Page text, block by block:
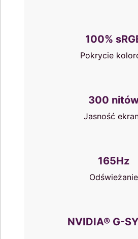
100%
Pokrycie
300
Jasność
165Hz
Odświeżanie
NVIDIA® G-